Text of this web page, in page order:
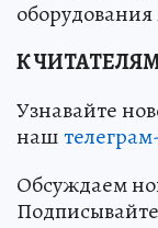
оборудования
К
Узнавайте
наш
Обсуждаем